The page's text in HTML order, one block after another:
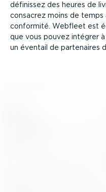
définissez des heures de
consacrez moins de temps
conformité. Webfleet est
que vous pouvez intégrer
un éventail de partenaires